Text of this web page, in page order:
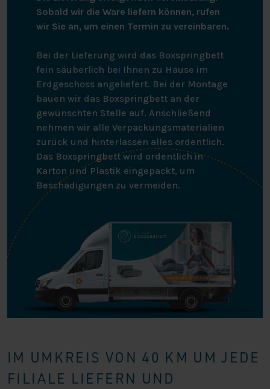
Sobald wir die Ware liefern können, rufen
wir Sie an, um einen Termin zu vereinbaren.
Bei der Lieferung wird das Boxspringbett
fein säuberlich bei Ihnen zu Hause im
Erdgeschoss angeliefert. Bei der Montage
bauen wir das Boxspringbett an der
gewünschten Stelle auf. Anschließend
nehmen wir alle Verpackungsmaterialien
zurück und hinterlassen alles ordentlich.
Das Boxspringbett wird ordentlich in
Karton und Plastik eingepackt, um
Beschädigungen zu vermeiden.
IM UMKREIS VON 40 KM UM JEDE
FILIALE LIEFERN UND